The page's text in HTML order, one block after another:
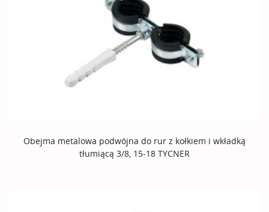
Obejma metalowa podwójna do rur z kołkiem i wkładką
tłumiącą 3/8, 15-18 TYCNER